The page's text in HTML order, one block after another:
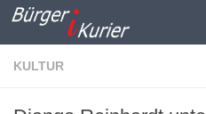
Zum Inhalt springen
KULTUR